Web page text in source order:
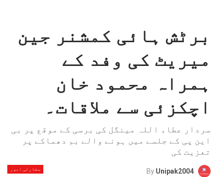
برٹش ہائی کمشنر جین
میریٹ کی وفد کے
ہمراہ محمود خان
اچکزئی سے ملاقات۔
سردار عطاء اللہ مینگل کی برسی کے موقع پر بی
این پی کے جلسے میں ہونے والے بم دھماکے پر
تعزیت کی
سفارتی امور By Unipak2004